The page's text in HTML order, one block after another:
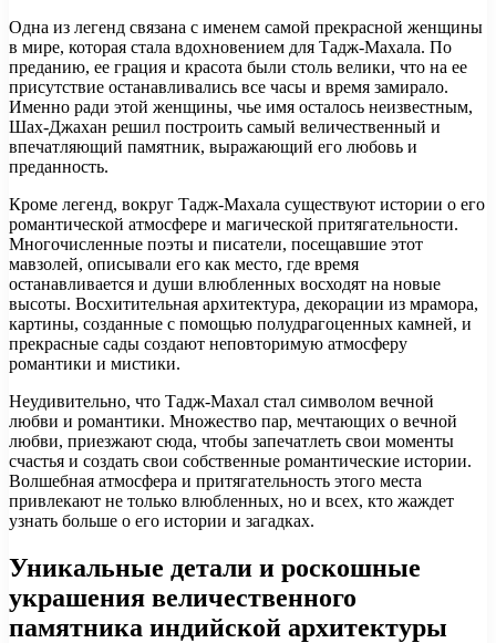
Одна из легенд связана с именем самой прекрасной женщины
в мире, которая стала вдохновением для Тадж-Махала. По
преданию, ее грация и красота были столь велики, что на ее
присутствие останавливались все часы и время замирало.
Именно ради этой женщины, чье имя осталось неизвестным,
Шах-Джахан решил построить самый величественный и
впечатляющий памятник, выражающий его любовь и
преданность.
Кроме легенд, вокруг Тадж-Махала существуют истории о его
романтической атмосфере и магической притягательности.
Многочисленные поэты и писатели, посещавшие этот
мавзолей, описывали его как место, где время
останавливается и души влюбленных восходят на новые
высоты. Восхитительная архитектура, декорации из мрамора,
картины, созданные с помощью полудрагоценных камней, и
прекрасные сады создают неповторимую атмосферу
романтики и мистики.
Неудивительно, что Тадж-Махал стал символом вечной
любви и романтики. Множество пар, мечтающих о вечной
любви, приезжают сюда, чтобы запечатлеть свои моменты
счастья и создать свои собственные романтические истории.
Волшебная атмосфера и притягательность этого места
привлекают не только влюбленных, но и всех, кто жаждет
узнать больше о его истории и загадках.
Уникальные детали и роскошные
украшения величественного
памятника индийской архитектуры